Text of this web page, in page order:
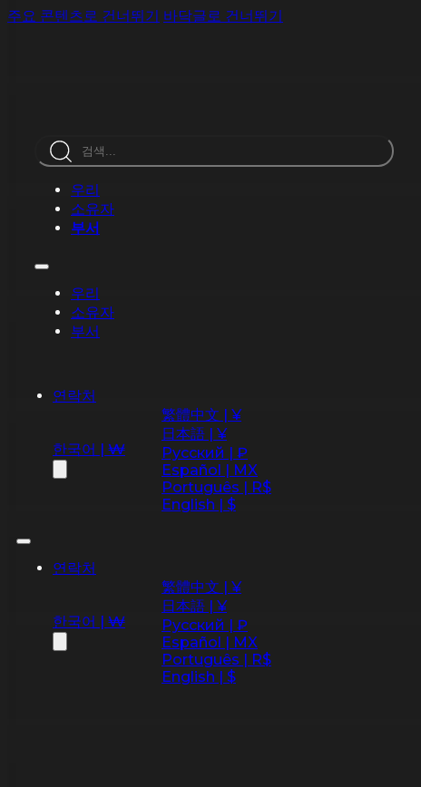
주요 콘텐츠로 건너뛰기 바닥글로 건너뛰기
색
우리
소유자
부서
우리
소유자
부서
연락처
한국어 | ₩
繁體中文 | ¥
日本語 | ¥
Русский | ₽
Español | MX
Português | R$
English | $
연락처
한국어 | ₩
繁體中文 | ¥
日本語 | ¥
Русский | ₽
Español | MX
Português | R$
English | $